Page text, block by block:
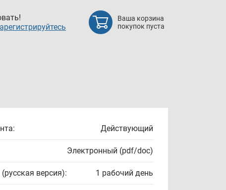
Ваша корзина
покупок пуста
Действующий
Электронный (pdf/doc)
версия): 1 рабочий день